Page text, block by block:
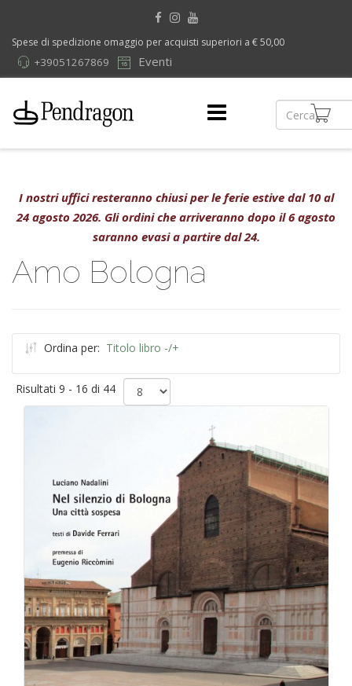
Spese di spedizione omaggio per acquisti superiori a € 50,00
Eventi
+39051267869
I nostri uffici resteranno chiusi per le ferie estive dal 10 al
24 agosto 2026. Gli ordini che arriveranno dopo il 6 agosto
saranno evasi a partire dal 24.
Amo Bologna
Ordina per: Titolo libro -/+
Risultati 9 - 16 di 44